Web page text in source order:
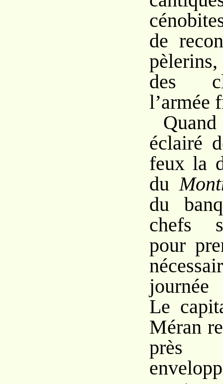
de
des
l’armée
éclairé
feux la
du
du
chefs
pour
journée
Le
Méran
près